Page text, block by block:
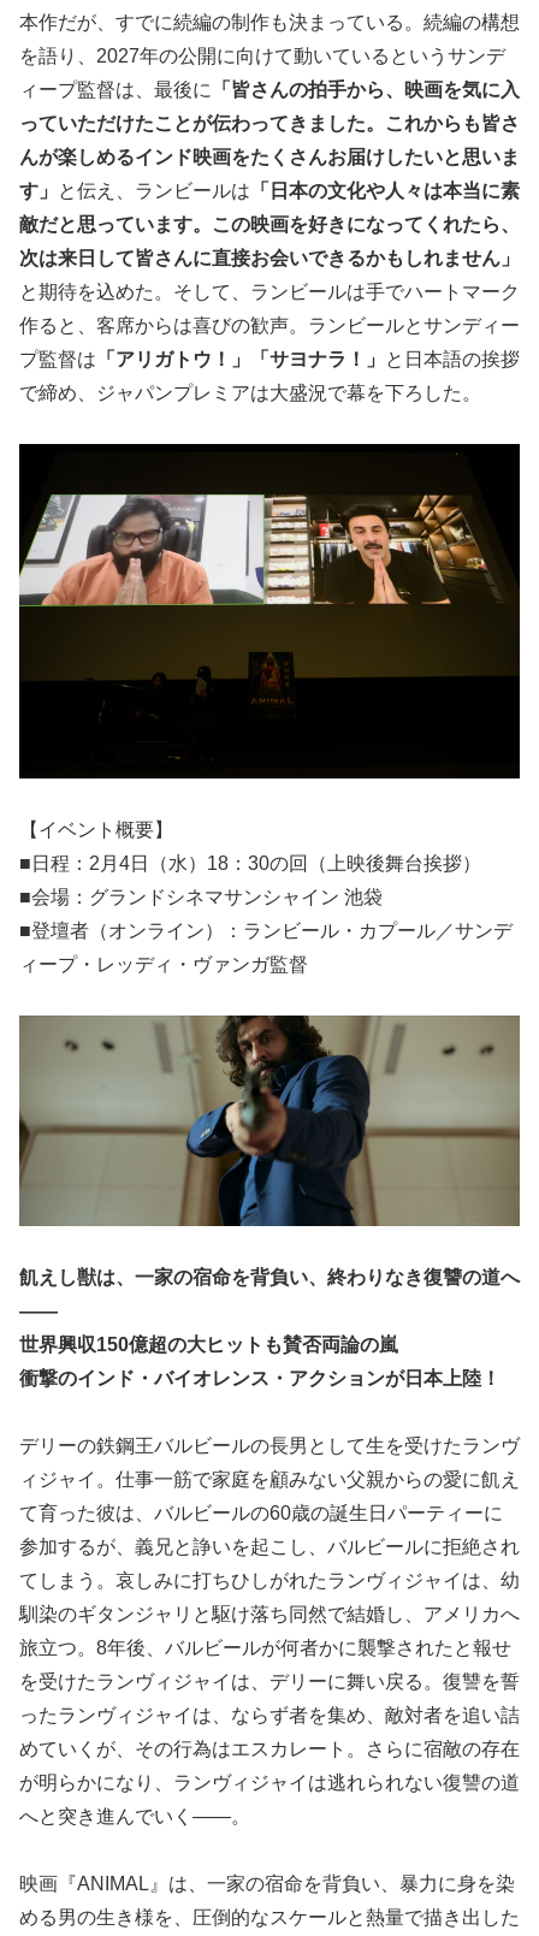
本作だが、すでに続編の制作も決まっている。続編の構想
を語り、2027年の公開に向けて動いているというサンデ
ィープ監督は、最後に
「皆さんの拍手から、映画を気に入
っていただけたことが伝わってきました。これからも皆さ
んが楽しめるインド映画をたくさんお届けしたいと思いま
す」
と伝え、ランビールは 「日本の文化や人々は本当に素
敵だと思っています。この映画を好きになってくれたら、
次は来日して皆さんに直接お会いできるかもしれません」
と期待を込めた。そして、ランビールは手でハートマーク
作ると、客席からは喜びの歓声。ランビールとサンディー
プ監督は 「アリガトウ！」「サヨナラ！」
と日本語の挨拶
で締め、ジャパンプレミアは大盛況で幕を下ろした。
【イベント概要】
■日程：2月4日（水）18：30の回（上映後舞台挨拶）
■会場：グランドシネマサンシャイン 池袋
■登壇者（オンライン）：ランビール・カプール／サンデ
ィープ・レッディ・ヴァンガ監督
飢えし獣は、一家の宿命を背負い、終わりなき復讐の道へ
――
世界興収150億超の大ヒットも賛否両論の嵐
衝撃のインド・バイオレンス・アクションが日本上陸！
デリーの鉄鋼王バルビールの長男として生を受けたランヴ
ィジャイ。仕事一筋で家庭を顧みない父親からの愛に飢え
て育った彼は、バルビールの60歳の誕生日パーティーに
参加するが、義兄と諍いを起こし、バルビールに拒絶され
てしまう。哀しみに打ちひしがれたランヴィジャイは、幼
馴染のギタンジャリと駆け落ち同然で結婚し、アメリカへ
旅立つ。8年後、バルビールが何者かに襲撃されたと報せ
を受けたランヴィジャイは、デリーに舞い戻る。復讐を誓
ったランヴィジャイは、ならず者を集め、敵対者を追い詰
めていくが、その行為はエスカレート。さらに宿敵の存在
が明らかになり、ランヴィジャイは逃れられない復讐の道
へと突き進んでいく——。
映画『ANIMAL』は、一家の宿命を背負い、暴力に身を染
める男の生き様を、圧倒的なスケールと熱量で描き出した